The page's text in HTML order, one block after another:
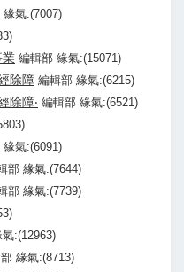
緣氣:(7007)
業 編輯部 緣氣:(15071)
除障 編輯部 緣氣:(6215)
除障‧ 編輯部 緣氣:(6521)
緣氣:(6091)
部 緣氣:(7644)
部 緣氣:(7739)
:(12963)
緣氣:(8713)